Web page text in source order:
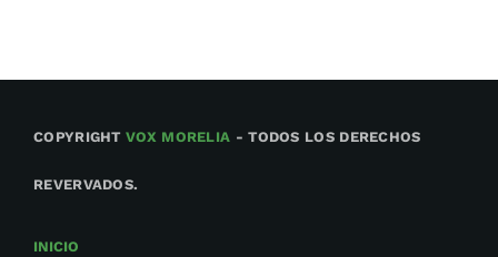
COPYRIGHTVOX MORELIA - TODOS LOS DERECHOS
REVERVADOS.
INICIO